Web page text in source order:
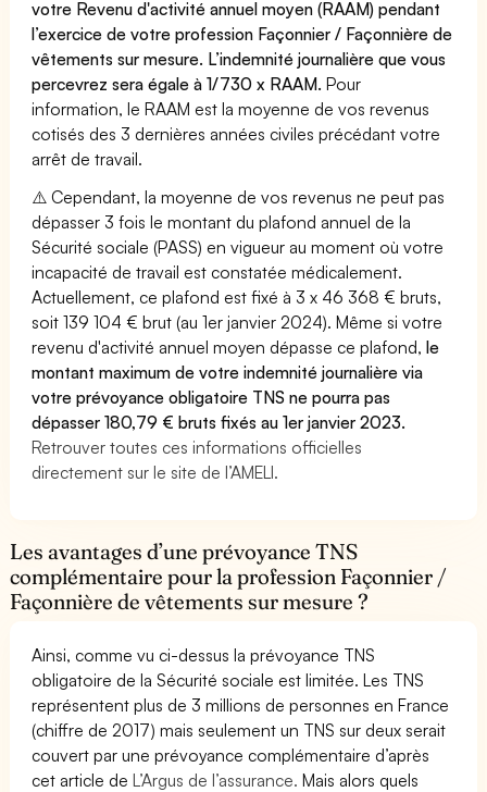
votre Revenu d'activité annuel moyen (RAAM) pendant
l’exercice de votre profession Façonnier / Façonnière de
vêtements sur mesure. L’indemnité journalière que vous
percevrez sera égale à 1/730 x RAAM. Pour
information, le RAAM est la moyenne de vos revenus
cotisés des 3 dernières années civiles précédant votre
arrêt de travail.
⚠️ Cependant, la moyenne de vos revenus ne peut pas
dépasser 3 fois le montant du plafond annuel de la
Sécurité sociale (PASS) en vigueur au moment où votre
incapacité de travail est constatée médicalement.
Actuellement, ce plafond est fixé à 3 x 46 368 € bruts,
soit 139 104 € brut (au 1er janvier 2024). Même si votre
revenu d'activité annuel moyen dépasse ce plafond,le
montant maximum de votre indemnité journalière via
votre prévoyance obligatoire TNS ne pourra pas
dépasser 180,79 € bruts fixés au 1er janvier 2023.
Retrouver toutes ces informations officielles
directement sur le site de l’AMELI.
Les avantages d’une prévoyance TNS
complémentaire pour la profession Façonnier /
Façonnière de vêtements sur mesure ?
Ainsi, comme vu ci-dessus la prévoyance TNS
obligatoire de la Sécurité sociale est limitée. Les TNS
représentent plus de 3 millions de personnes en France
(chiffre de 2017) mais seulement un TNS sur deux serait
couvert par une prévoyance complémentaire d’après
cet article deL’Argus de l’assurance. Mais alors quels